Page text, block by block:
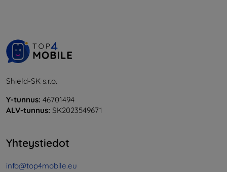
Shield-SK s.r.o.
Y-tunnus: 46701494
ALV-tunnus: SK2023549671
Yhteystiedot
info@top4mobile.eu